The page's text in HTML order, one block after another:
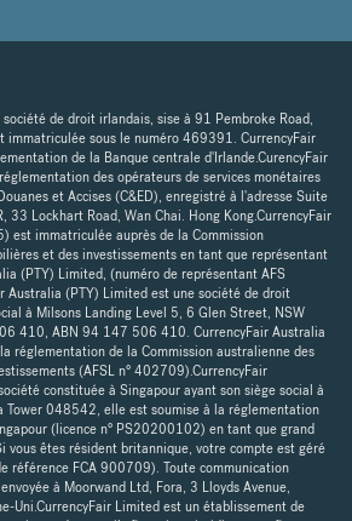
de droit irlandais, sise à 91 Pembroke Road,
immatriculée sous le numéro 469391. CurrencyFair
de la Banque centrale d'Irlande.CurencyFair
des opérateurs de services monétaires
et Accises (C&ED), enregistré à l'adresse Suite
33 Lockhart Road, Wan Chai. Hong Kong.CurrencyFair
est immatriculée auprès de la Commission
et des investissements en tant que représentant
(PTY) Limited, (numéro de représentant AFS
(PTY) Limited est une société de droit
à Milsons Landing Level 5, 6 Glen Street, NSW
410, ABN 94 147 506 410. CurrencyFair Australia
réglementation de la Commission australienne des
(AFSL n° 402709).CurrencyFair
constituée à Singapour ayant son siège social à
Tower 048542, elle est soumise à la réglementation
(licence n° PS20200102) en tant que grand
vous êtes résident britannique, votre compte est géré
référence FCA 900709). Toute communication
à Moorwand Ltd, Fora, 3 Lloyds Avenue,
Uni.CurrencyFair Limited est un établissement de